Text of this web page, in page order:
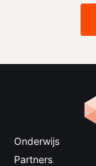
Onderwijs
Partners